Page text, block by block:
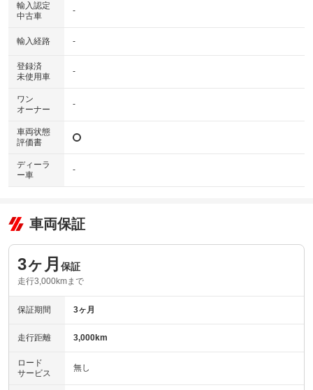
輸入認定
中古車
-
輸入経路 -
登録済
未使用車
-
ワン
オーナー
-
車両状態
評価書
ディーラ
ー車
-
車両保証
3ヶ月 保証
走行3,000kmまで
保証期間 3ヶ月
走行距離 3,000km
ロード
サービス
無し